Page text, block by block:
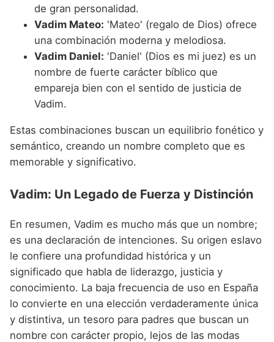
de gran personalidad.
Vadim Mateo: 'Mateo' (regalo de Dios) ofrece
una combinación moderna y melodiosa.
Vadim Daniel: 'Daniel' (Dios es mi juez) es un
nombre de fuerte carácter bíblico que
empareja bien con el sentido de justicia de
Vadim.
Estas combinaciones buscan un equilibrio fonético y
semántico, creando un nombre completo que es
memorable y significativo.
Vadim: Un Legado de Fuerza y Distinción
En resumen, Vadim es mucho más que un nombre;
es una declaración de intenciones. Su origen eslavo
le confiere una profundidad histórica y un
significado que habla de liderazgo, justicia y
conocimiento. La baja frecuencia de uso en España
lo convierte en una elección verdaderamente única
y distintiva, un tesoro para padres que buscan un
nombre con carácter propio, lejos de las modas